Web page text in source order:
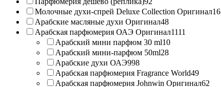
Молочные духи-спрей Deluxe Collection Оригинал16
Арабские масляные духи Оригинал48
Арабская парфюмерия ОАЭ Оригинал1111
Арабский мини парфюм 30 ml10
Арабский мини-парфюм 50ml28
Арабские духи ОАЭ998
Арабская парфюмерия Fragrance World49
Арабская парфюмерия Johnwin Оригинал62